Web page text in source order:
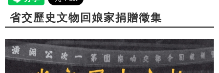
省交歷史文物回娘家捐贈徵集